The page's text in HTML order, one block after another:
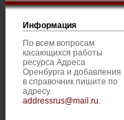
Информация
По всем вопросам
касающихся работы
ресурса Адреса
Оренбурга и добавления
в справочник пишите по
адресу
addressrus@mail.ru.